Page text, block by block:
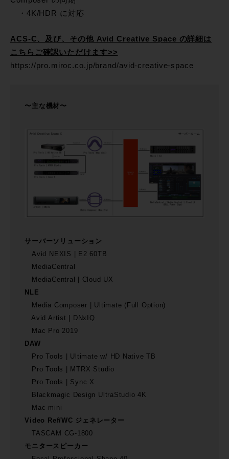
・4K/HDR に対応
ACS-C、及び、その他 Avid Creative Space の詳細は
こちらご確認いただけます>>
https://pro.miroc.co.jp/brand/avid-creative-space
〜主な機材〜
サーバーソリューション
Avid NEXIS | E2 60TB
MediaCentral
MediaCentral | Cloud UX
NLE
Media Composer | Ultimate (Full Option)
Avid Artist | DNxIQ
Mac Pro 2019
DAW
Pro Tools | Ultimate w/ HD Native TB
Pro Tools | MTRX Studio
Pro Tools | Sync X
Blackmagic Design UltraStudio 4K
Mac mini
Video Ref/WC ジェネレーター
TASCAM CG-1800
モニタースピーカー